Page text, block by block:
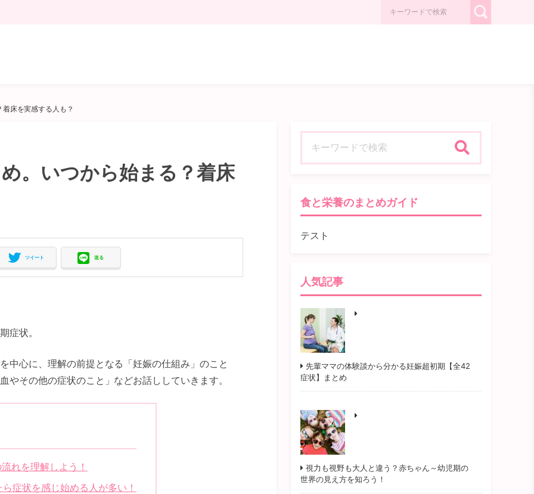
床を実感する人も？
。いつから始まる？着床
ツイート 送る
症状。
中心に、理解の前提となる「妊娠の仕組み」のこと
その他の症状のこと」などお話ししていきます。
れを理解しよう！
症状を感じ始める人が多い！
食と栄養のまとめガイド
テスト
人気記事
先輩ママの体験談から分かる妊娠超初期【全42
症状】まとめ
視力も視野も大人と違う？赤ちゃん～幼児期の
世界の見え方を知ろう！